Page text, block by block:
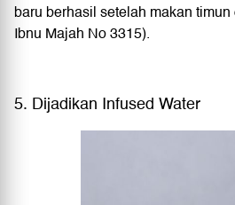
baru berhasil setelah makan
Ibnu Majah No 3315).
5. Dijadikan Infused Water